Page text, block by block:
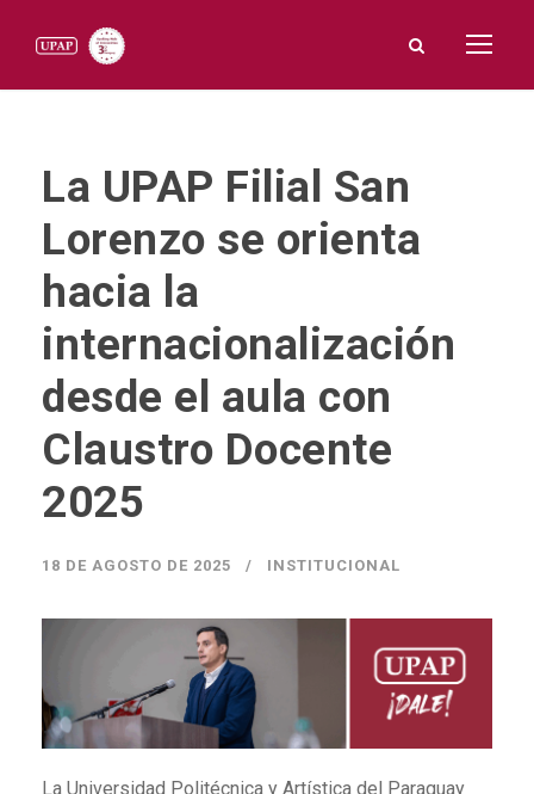
La UPAP Filial San
Lorenzo se orienta
hacia la
internacionalización
desde el aula con
Claustro Docente
2025
18 DE AGOSTO DE 2025 INSTITUCIONAL
La Universidad Politécnica y Artística del Paraguay